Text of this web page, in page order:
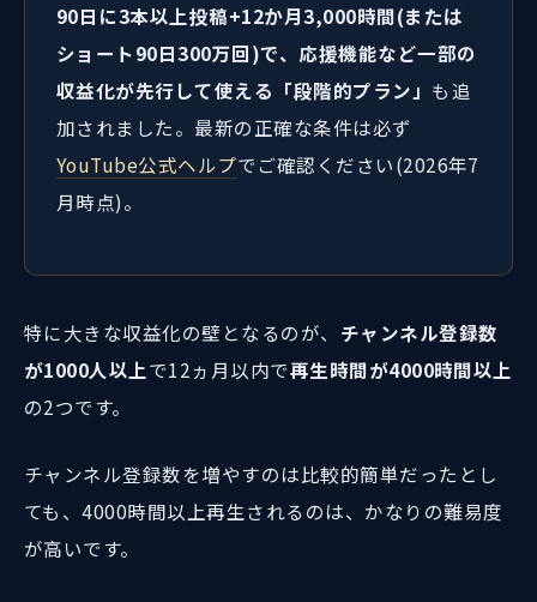
90日に3本以上投稿+12か月3,000時間(または
ショート90日300万回)で、応援機能など一部の
収益化が先行して使える「段階的プラン」 も追
加されました。最新の正確な条件は必ず
YouTube公式ヘルプでご確認ください(2026年7
月時点)。
特に大きな収益化の壁となるのが、 チャンネル登録数
が1000人以上で12ヵ月以内で再生時間が4000時間以上
の2つです。
チャンネル登録数を増やすのは比較的簡単だったとし
ても、4000時間以上再生されるのは、かなりの難易度
が高いです。